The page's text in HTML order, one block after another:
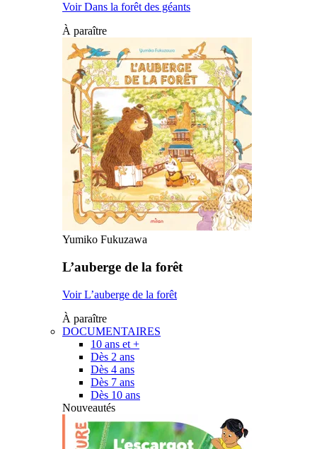
Voir Dans la forêt des géants
À paraître
Yumiko Fukuzawa
L’auberge de la forêt
Voir L’auberge de la forêt
À paraître
DOCUMENTAIRES
10 ans et +
Dès 2 ans
Dès 4 ans
Dès 7 ans
Dès 10 ans
Nouveautés